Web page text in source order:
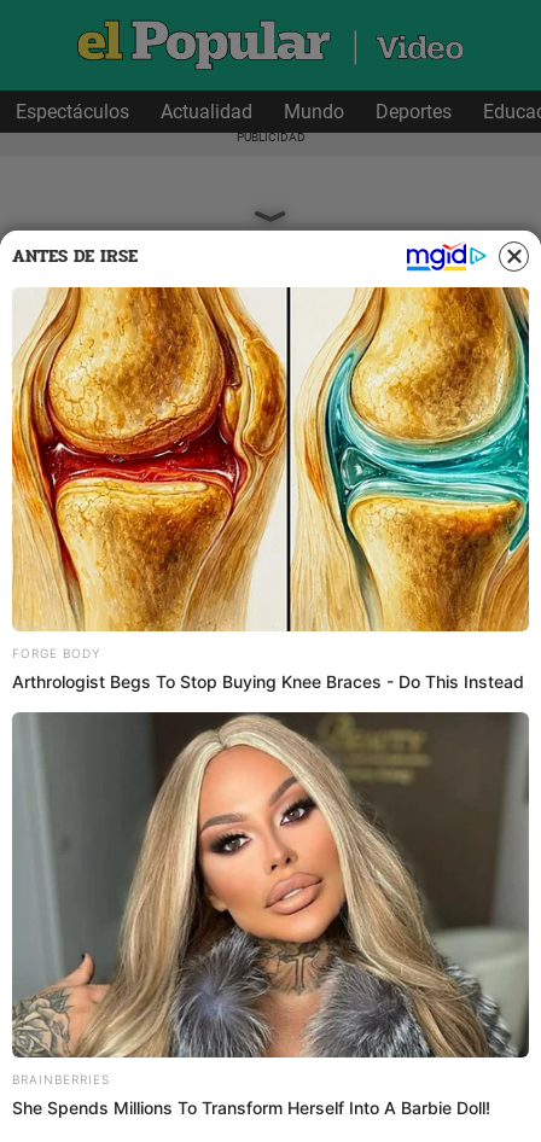
Espectáculos Actualidad Mundo Deportes
Videos
Animador de Hermanos Yaipén los
DEMANDA y EXIGE más de 140 mil soles:
“Carga laboral”
Jesús Cumpa, exanimador de los Hermanos Yaipén,
decidió demandar a la agrupación para exigir sus
beneficios sociales y económicos tras ser despedido.
15 de julio de 2025 Compartir:
Estefani Hoyos
@ Estefani_Hoyos
elpopular.pe
ANTES DE IRSE